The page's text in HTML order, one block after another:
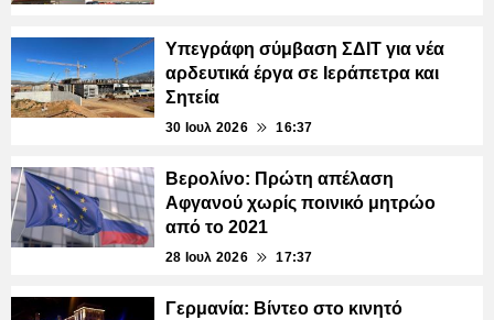
Υπεγράφη σύμβαση ΣΔΙΤ για νέα
αρδευτικά έργα σε Ιεράπετρα και
Σητεία
30 Ιουλ 2026 16:37
Βερολίνο: Πρώτη απέλαση
Αφγανού χωρίς ποινικό μητρώο
από το 2021
28 Ιουλ 2026 17:37
Γερμανία: Βίντεο στο κινητό